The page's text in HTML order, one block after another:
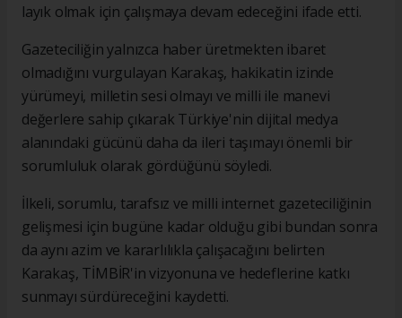
layık olmak için çalışmaya devam edeceğini ifade etti.
Gazeteciliğin yalnızca haber üretmekten ibaret
olmadığını vurgulayan Karakaş, hakikatin izinde
yürümeyi, milletin sesi olmayı ve milli ile manevi
değerlere sahip çıkarak Türkiye'nin dijital medya
alanındaki gücünü daha da ileri taşımayı önemli bir
sorumluluk olarak gördüğünü söyledi.
İlkeli, sorumlu, tarafsız ve milli internet gazeteciliğinin
gelişmesi için bugüne kadar olduğu gibi bundan sonra
da aynı azim ve kararlılıkla çalışacağını belirten
Karakaş, TİMBİR'in vizyonuna ve hedeflerine katkı
sunmayı sürdüreceğini kaydetti.